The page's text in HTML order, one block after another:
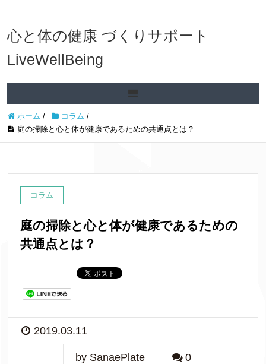
心と体の健康 づくりサポート
LiveWellBeing
ホーム / コラム /
庭の掃除と心と体が健康であるための共通点とは？
コラム
庭の掃除と心と体が健康であるための
共通点とは？
2019.03.11
by SanaePlate 0